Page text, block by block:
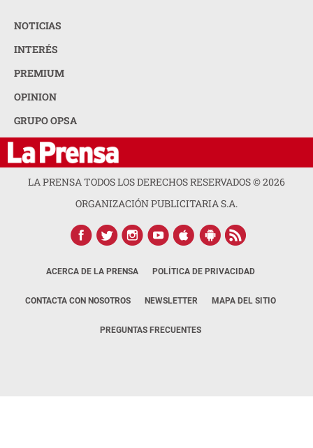
NOTICIAS
INTERÉS
PREMIUM
OPINION
GRUPO OPSA
LA PRENSA TODOS LOS DERECHOS RESERVADOS ©2026
ORGANIZACIÓN PUBLICITARIA S.A.
ACERCA DE LA PRENSA POLÍTICA DE PRIVACIDAD
CONTACTA CON NOSOTROS NEWSLETTER MAPA DEL SITIO
PREGUNTAS FRECUENTES